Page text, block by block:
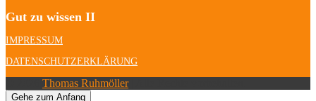
Gut zu wissen II
IMPRESSUM
DATENSCHUTZERKLÄRUNG
Thomas Ruhmöller| Alle Rechte vorbehalten.
Gehe zum Anfang